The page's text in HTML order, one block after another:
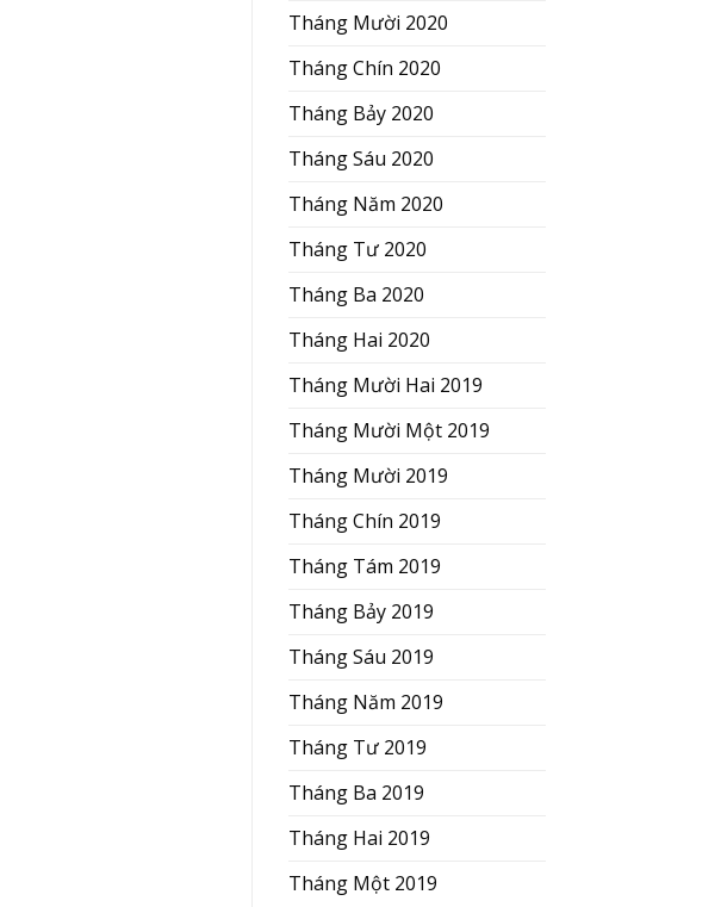
Tháng Mười 2020
Tháng Chín 2020
Tháng Bảy 2020
Tháng Sáu 2020
Tháng Năm 2020
Tháng Tư 2020
Tháng Ba 2020
Tháng Hai 2020
Tháng Mười Hai 2019
Tháng Mười Một 2019
Tháng Mười 2019
Tháng Chín 2019
Tháng Tám 2019
Tháng Bảy 2019
Tháng Sáu 2019
Tháng Năm 2019
Tháng Tư 2019
Tháng Ba 2019
Tháng Hai 2019
Tháng Một 2019